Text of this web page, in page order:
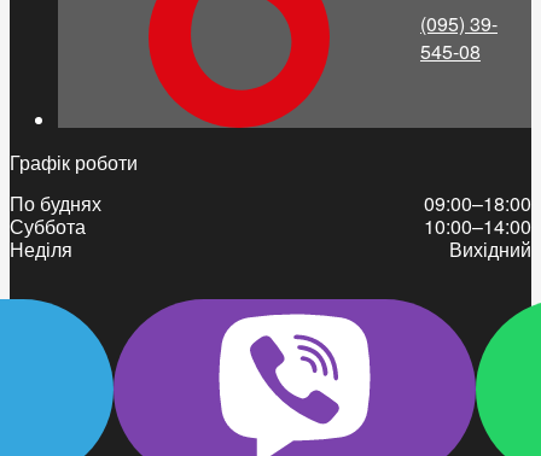
(095) 39-
545-08
Графік роботи
По буднях
09:00–18:00
Суббота
10:00–14:00
Неділя
Вихідний